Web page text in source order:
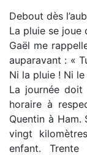
Debout dès
La pluie se joue
Gaël me
auparavant : «
Ni la pluie ! Ni
La journée doit
horaire à
Quentin à Ham.
vingt
enfant.